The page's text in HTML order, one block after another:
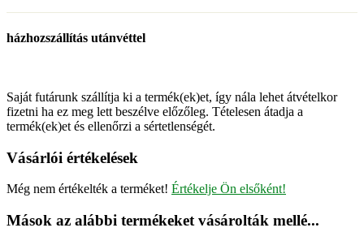
házhozszállítás utánvéttel
Saját futárunk szállítja ki a termék(ek)et, így nála lehet átvételkor
fizetni ha ez meg lett beszélve előzőleg. Tételesen átadja a
termék(ek)et és ellenőrzi a sértetlenségét.
Vásárlói értékelések
Még nem értékelték a terméket! Értékelje Ön elsőként!
Mások az alábbi termékeket vásárolták mellé...